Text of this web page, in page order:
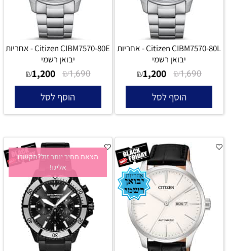
Citizen CIBM7570-80L - אחריות
יבואן רשמי
₪1,690
₪1,200
הוסף לסל
Citizen CIBM7570-80E - אחריות
יבואן רשמי
₪1,690
₪1,200
הוסף לסל
מצאת מחיר יותר זול?תקשרו
אלינו!